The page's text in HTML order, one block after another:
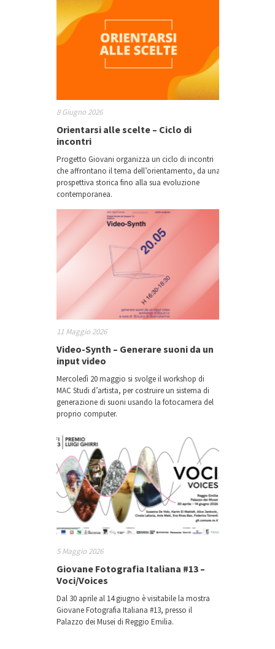
8 Giugno 2026
Orientarsi alle scelte – Ciclo di
incontri
Progetto Giovani organizza un ciclo di incontri
che affrontano il tema dell’orientamento, da una
prospettiva storica fino alla sua evoluzione
contemporanea.
11 Maggio 2026
Video-Synth – Generare suoni da un
input video
Mercoledì 20 maggio si svolge il workshop di
MAC Studi d’artista, per costruire un sistema di
generazione di suoni usando la fotocamera del
proprio computer.
5 Maggio 2026
Giovane Fotografia Italiana #13 –
Voci/Voices
Dal 30 aprile al 14 giugno è visitabile la mostra
Giovane Fotografia Italiana #13, presso il
Palazzo dei Musei di Reggio Emilia.